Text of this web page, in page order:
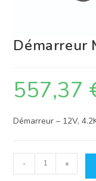
Démarreur
557,37
Démarreur – 12V,
quantité
de
- +